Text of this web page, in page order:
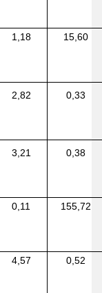
1,18 15,60
2,82 0,33
3,21 0,38
0,11 155,72
4,57 0,52